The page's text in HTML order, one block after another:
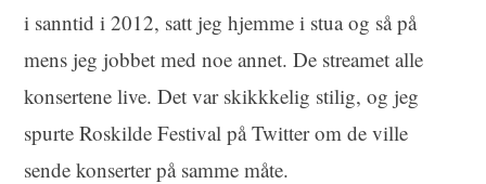
i sanntid i 2012, satt jeg hjemme i stua og så på
mens jeg jobbet med noe annet. De streamet alle
konsertene live. Det var skikkkelig stilig, og jeg
spurte Roskilde Festival på Twitter om de ville
sende konserter på samme måte.